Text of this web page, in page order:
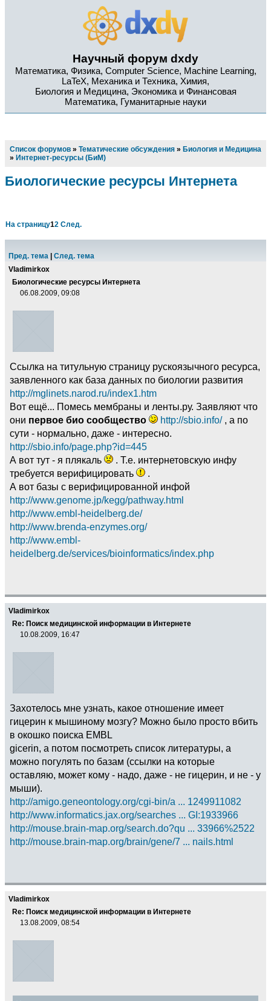
Научный форум dxdy
Математика, Физика, Computer Science, Machine Learning,
LaTeX, Механика и Техника, Химия,
Биология и Медицина, Экономика и Финансовая
Математика, Гуманитарные науки
Список форумов » Тематические обсуждения » Биология и Медицина
» Интернет-ресурсы (БиМ)
Биологические ресурсы Интернета
На страницу12 След.
Пред. тема
След. тема
Vladimirkox
Биологические ресурсы Интернета
06.08.2009, 09:08
Ссылка на титульную страницу рускоязычного ресурса,
заявленного как база данных по биологии развития
http://mglinets.narod.ru/index1.htm
Вот ещё... Помесь мембраны и ленты.ру. Заявляют что
они первое био сообщество http://sbio.info/, а по
сути - нормально, даже - интересно.
http://sbio.info/page.php?id=445
А вот тут - я плякаль
. Т.е. интернетовскую инфу
требуется верифицировать
.
А вот базы с верифицированной инфой
http://www.genome.jp/kegg/pathway.html
http://www.embl-heidelberg.de/
http://www.brenda-enzymes.org/
http://www.embl-
heidelberg.de/services/bioinformatics/index.php
Vladimirkox
Re: Поиск медицинской информации в Интернете
10.08.2009, 16:47
Захотелось мне узнать, какое отношение имеет
гицерин к мышиному мозгу? Можно было просто вбить
в окошко поиска EMBL
gicerin, а потом посмотреть список литературы, а
можно погулять по базам (ссылки на которые
оставляю, может кому - надо, даже - не гицерин, и не - у
мыши).
http://amigo.geneontology.org/cgi-bin/a ... 1249911082
http://www.informatics.jax.org/searches ... GI:1933966
http://mouse.brain-map.org/search.do?qu ... 33966%2522
http://mouse.brain-map.org/brain/gene/7 ... nails.html
Vladimirkox
Re: Поиск медицинской информации в Интернете
13.08.2009, 08:54